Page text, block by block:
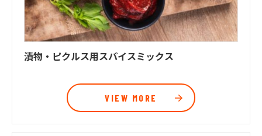
漬物・ピクルス用スパイスミックス
VIEW MORE